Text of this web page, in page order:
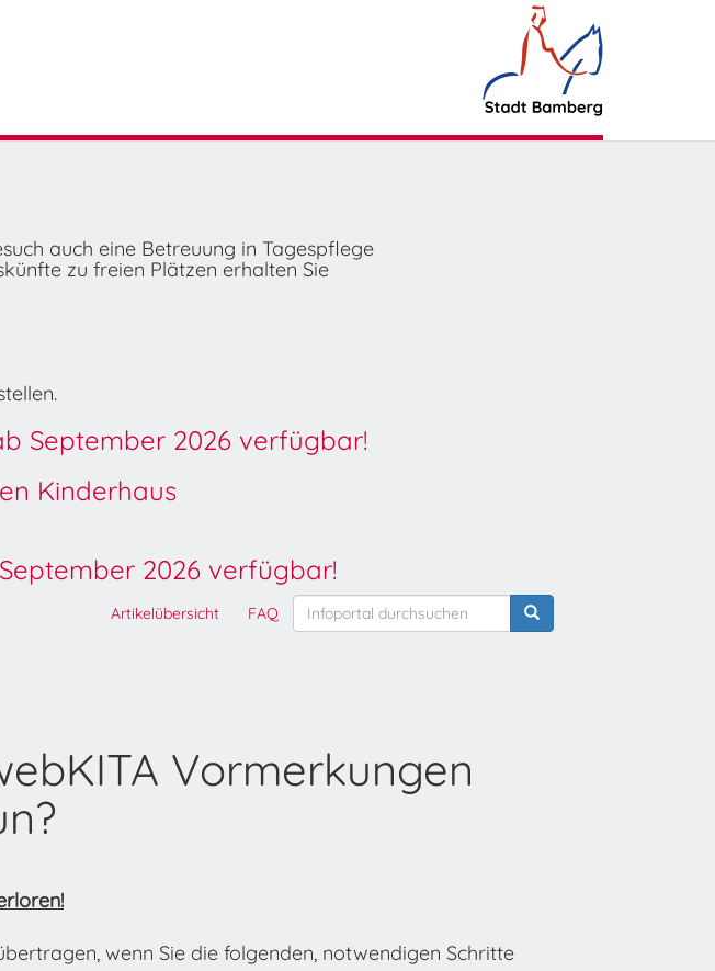
auch eine Betreuung in Tagespflege
zu freien Plätzen erhalten Sie
September 2026 verfügbar!
Kinderhaus
2026 verfügbar!
FAQ
Artikelübersicht
Vormerkungen
wenn Sie die folgenden, notwendigen Schritte